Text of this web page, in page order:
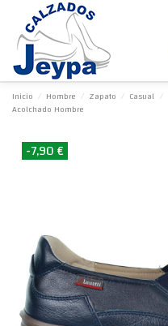
Inicio Hombre Zapato Casual
Acolchado Hombre
-7,90 €